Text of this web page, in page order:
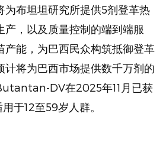
为布坦坦研究所提供5剂登革热
产，以及质量控制的端到端服
产能，为巴西民众构筑抵御登革
计将为巴西市场提供数千万剂的
DV在2025年11月已获
于12至59岁人群。